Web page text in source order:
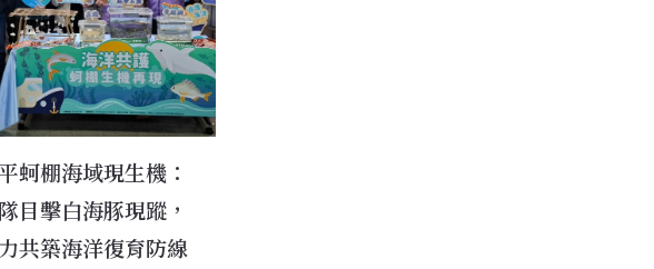
蚵棚海域現生機：
目擊白海豚現蹤，
共築海洋復育防線